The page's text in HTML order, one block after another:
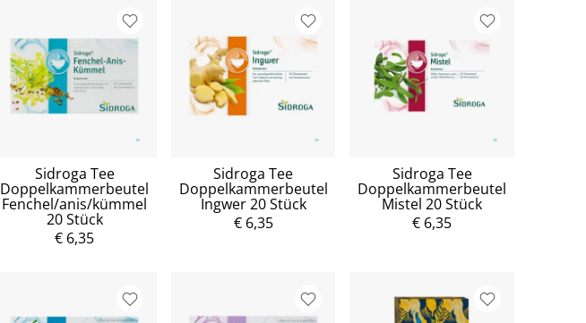
Sidroga Tee
Doppelkammerbeutel
Fenchel/anis/kümmel
20 Stück
€ 6,35
Sidroga Tee
Doppelkammerbeutel
Ingwer 20 Stück
€ 6,35
Sidroga Tee
Doppelkammerbeutel
Mistel 20 Stück
€ 6,35